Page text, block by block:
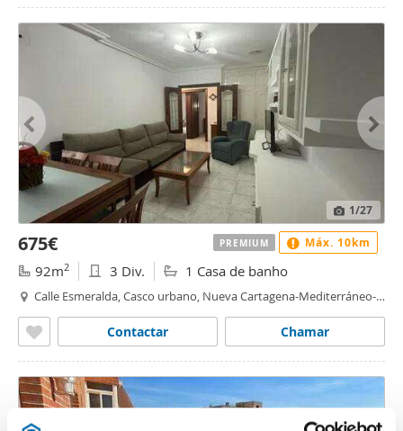
1/27
675€
92m2 3 Div. 1 Casa de banho
Calle Esmeralda, Casco urbano, Nueva Cartagena-Mediterráneo-
Chamar
Contactar
PREMIUM Máx. 10km